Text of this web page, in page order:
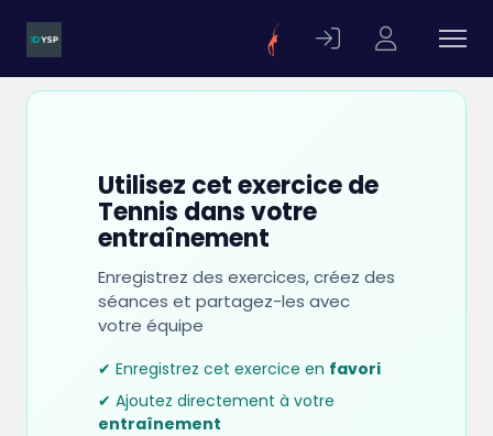
Utilisez cet exercice de
Tennis dans votre
entraînement
Enregistrez des exercices, créez des
séances et partagez-les avec
votre équipe
✔ Enregistrez cet exercice en favori
✔ Ajoutez directement à votre
entraînement